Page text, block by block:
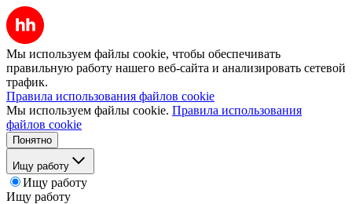
Мы используем файлы cookie, чтобы обеспечивать
правильную работу нашего веб-сайта и анализировать сетевой
трафик.
Правила использования файлов cookie
Мы используем файлы cookie. Правила использования
файлов cookie
Понятно
Ищу работу
Ищу работу
Ищу работу